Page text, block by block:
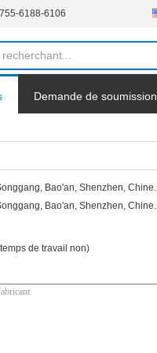
6188-6106
Demande de soumission
Blog
Bao'an, Shenzhen, Chine.
Bao'an, Shenzhen, Chine.
de travail non)